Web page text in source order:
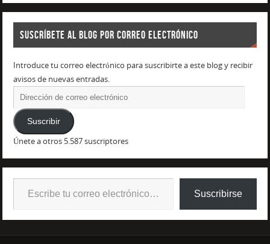
SUSCRÍBETE AL BLOG POR CORREO ELECTRÓNICO
Introduce tu correo electrónico para suscribirte a este blog y recibir
avisos de nuevas entradas.
Suscribir
Únete a otros 5.587 suscriptores
Suscribirse